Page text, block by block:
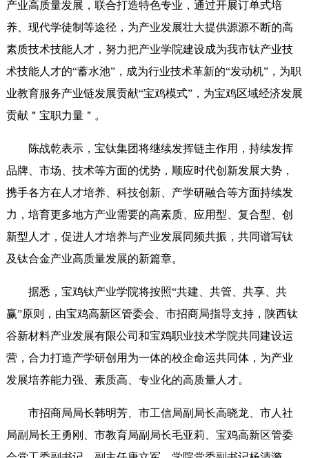
产业高质量发展，联合打造特色专业，通过开展订单式培
养、现代学徒制等途径，为产业发展壮大提供源源不断的高
素质技术技能人才，努力把产业学院建设成为我市钛产业技
术技能人才的“蓄水池”，成为行业技术革新的“发动机”，为职
业教育服务产业链发展贡献“宝鸡模式”，为宝鸡区域经济发展
贡献＂宝职力量＂。
陈战乾表示，宝钛集团将继续发挥链主作用，持续发挥
品牌、市场、技术等方面的优势，顺应时代创新发展大势，
携手各方在人才培养、科技创新、产学研融合等方面持续发
力，培育更多地方产业需要的高素质、应用型、复合型、创
新型人才，促进人才培养与产业发展同频共振，共同谱写钛
及钛合金产业高质量发展的新篇章。
据悉，宝鸡钛产业学院将按照“共建、共管、共享、共
赢”原则，由宝鸡高新区管委会、市招商局指导支持，陕西钛
谷新材料产业发展有限公司和宝鸡职业技术学院共同建设运
营，合力打造产学研创用为一体的校企命运共同体，为产业
发展培养能力强、素质高、专业化的高质量人才。
市招商局局长韩明芳、市工信局副局长高晓龙、市人社
局副局长王勇刚、市教育局副局长毛亚莉、宝鸡高新区管委